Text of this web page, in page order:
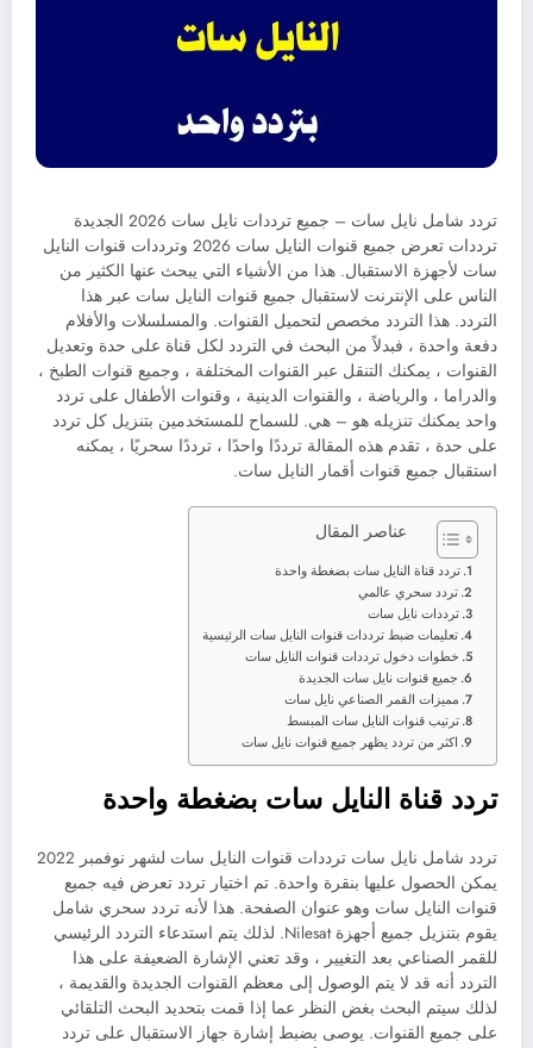
تردد شامل نايل سات – جميع ترددات نايل سات 2026 الجديدة
ترددات تعرض جميع قنوات النايل سات 2026 وترددات قنوات النايل
سات لأجهزة الاستقبال. هذا من الأشياء التي يبحث عنها الكثير من
الناس على الإنترنت لاستقبال جميع قنوات النايل سات عبر هذا
التردد. هذا التردد مخصص لتحميل القنوات. والمسلسلات والأفلام
دفعة واحدة ، فبدلاً من البحث في التردد لكل قناة على حدة وتعديل
القنوات ، يمكنك التنقل عبر القنوات المختلفة ، وجميع قنوات الطبخ ،
والدراما ، والرياضة ، والقنوات الدينية ، وقنوات الأطفال على تردد
واحد يمكنك تنزيله هو – هي. للسماح للمستخدمين بتنزيل كل تردد
على حدة ، تقدم هذه المقالة ترددًا واحدًا ، ترددًا سحريًا ، يمكنه
استقبال جميع قنوات أقمار النايل سات.
عناصر المقال
تردد قناة النايل سات بضغطة واحدة
تردد سحري عالمي
ترددات نايل سات
تعليمات ضبط ترددات قنوات النايل سات الرئيسية
خطوات دخول ترددات قنوات النايل سات
جميع قنوات نايل سات الجديدة
مميزات القمر الصناعي نايل سات
ترتيب قنوات النايل سات المبسط
اكثر من تردد يظهر جميع قنوات نايل سات
تردد قناة النايل سات بضغطة واحدة
تردد شامل نايل سات ترددات قنوات النايل سات لشهر نوفمبر 2022
يمكن الحصول عليها بنقرة واحدة. تم اختيار تردد تعرض فيه جميع
قنوات النايل سات وهو عنوان الصفحة. هذا لأنه تردد سحري شامل
يقوم بتنزيل جميع أجهزة Nilesat. لذلك يتم استدعاء التردد الرئيسي
للقمر الصناعي بعد التغيير ، وقد تعني الإشارة الضعيفة على هذا
التردد أنه قد لا يتم الوصول إلى معظم القنوات الجديدة والقديمة ،
لذلك سيتم البحث بغض النظر عما إذا قمت بتحديد البحث التلقائي
على جميع القنوات. يوصى بضبط إشارة جهاز الاستقبال على تردد